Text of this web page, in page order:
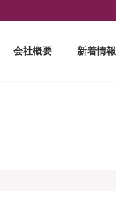
会社概要 新着情報